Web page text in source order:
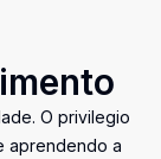
O privilegio
aprendendo a